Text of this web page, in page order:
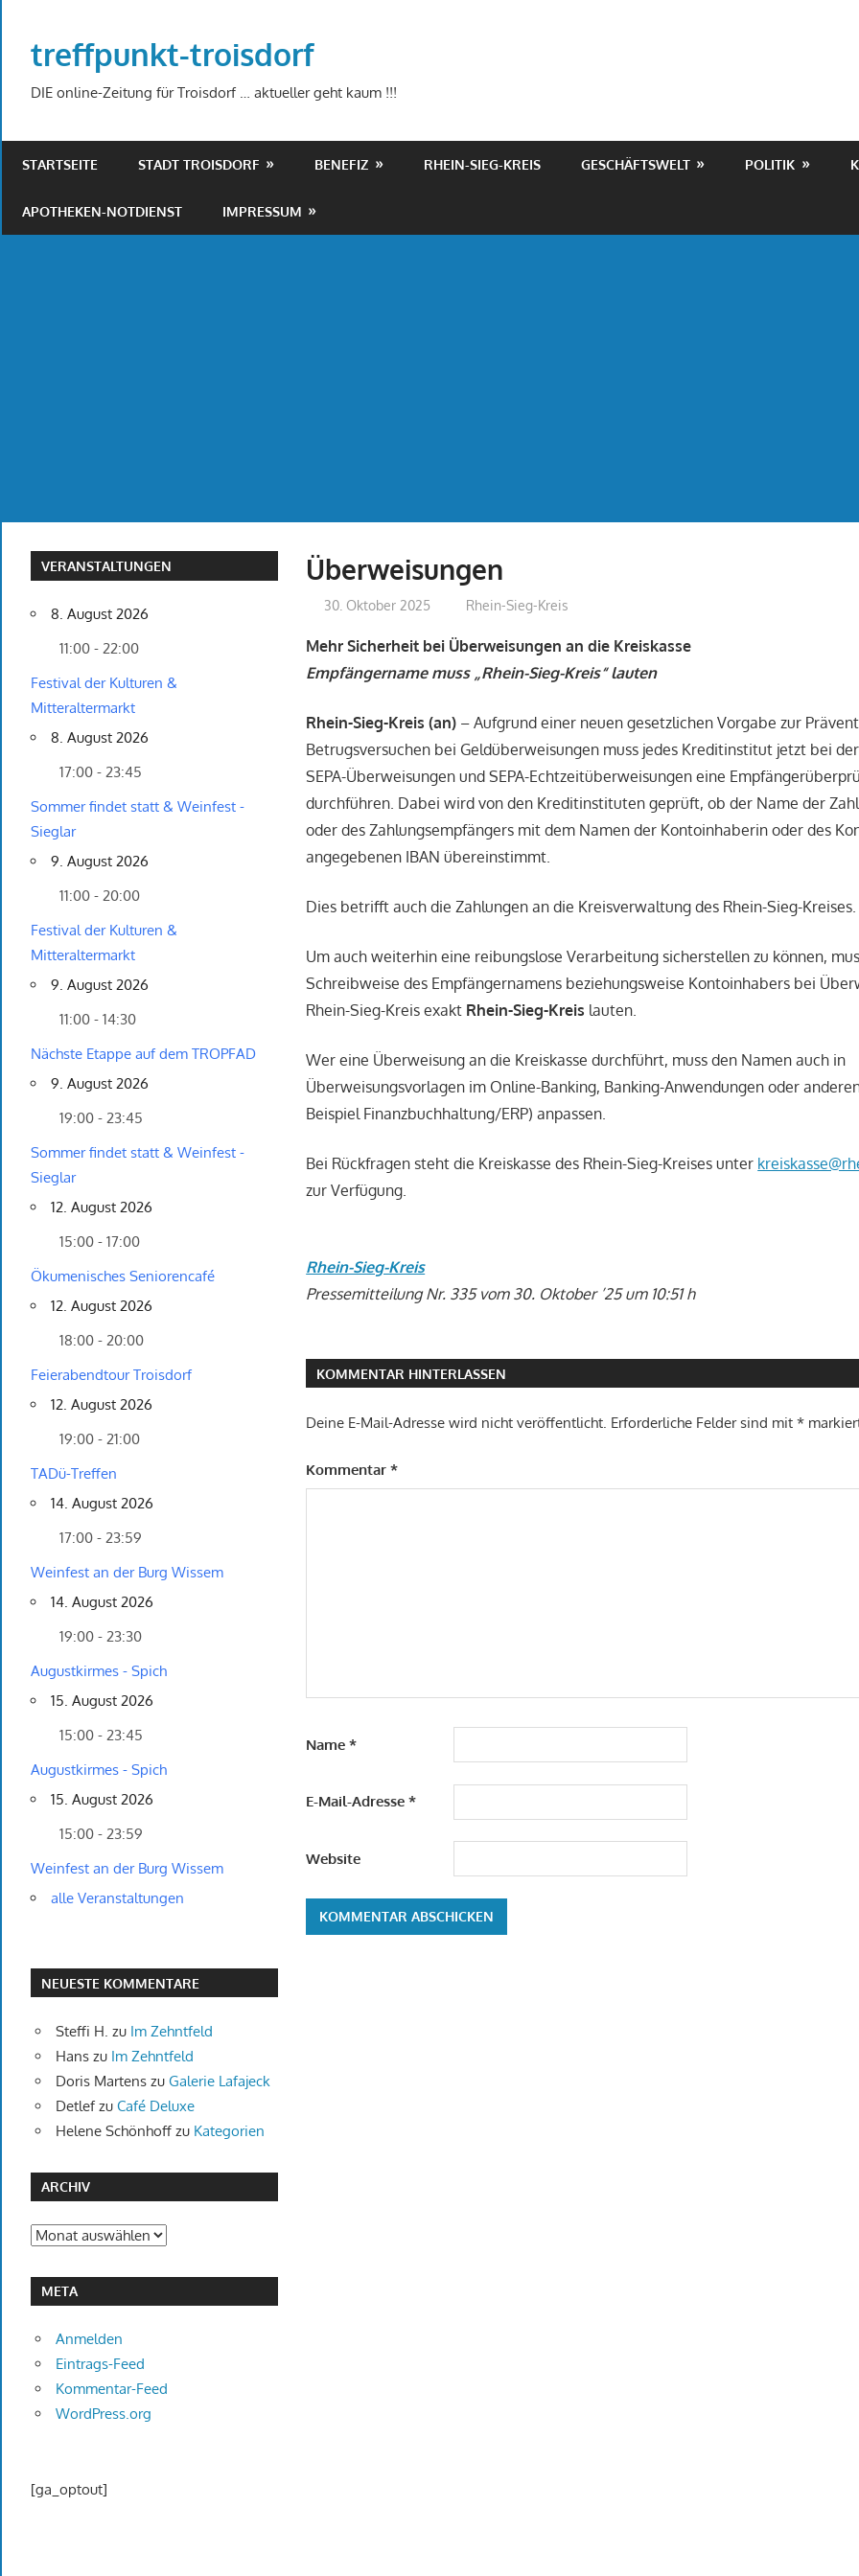
springen
treffpunkt-troisdorf
DIE online-Zeitung für Troisdorf … aktueller geht kaum !!!
STARTSEITE STADT TROISDORF BENEFIZ RHEIN-SIEG-KREIS GESCHÄFTSWELT POLITIK
APOTHEKEN-NOTDIENST IMPRESSUM
Überweisungen
30. Oktober 2025 treffpunkt
Rhein-Sieg-Kreis
Mehr Sicherheit bei Überweisungen an die Kreiskasse
Empfängername muss „Rhein-Sieg-Kreis“ lauten
Rhein-Sieg-Kreis (an) – Aufgrund einer neuen gesetzlichen Vorgabe zur
Betrugsversuchen bei Geldüberweisungen muss jedes Kreditinstitut jetzt bei
SEPA-Überweisungen und SEPA-Echtzeitüberweisungen eine
durchführen. Dabei wird von den Kreditinstituten geprüft, ob der Name der
oder des Zahlungsempfängers mit dem Namen der Kontoinhaberin oder des
angegebenen IBAN übereinstimmt.
Dies betrifft auch die Zahlungen an die Kreisverwaltung des Rhein-Sieg-Kreises.
Um auch weiterhin eine reibungslose Verarbeitung sicherstellen zu können,
Schreibweise des Empfängernamens beziehungsweise Kontoinhabers bei
Rhein-Sieg-Kreis exakt Rhein-Sieg-Kreis lauten.
Wer eine Überweisung an die Kreiskasse durchführt, muss den Namen auch in
Überweisungsvorlagen im Online-Banking, Banking-Anwendungen oder
Beispiel Finanzbuchhaltung/ERP) anpassen.
Bei Rückfragen steht die Kreiskasse des Rhein-Sieg-Kreises unter
zur Verfügung.
Rhein-Sieg-Kreis
Pressemitteilung Nr. 335 vom 30. Oktober ’25 um 10:51 h
KOMMENTAR HINTERLASSEN
Deine E-Mail-Adresse wird nicht veröffentlicht. Erforderliche Felder sind mit*
Kommentar*
Name*
E-Mail-Adresse*
Website
VERANSTALTUNGEN
8. August 2026
11:00 - 22:00
Festival der Kulturen &
Mitteraltermarkt
8. August 2026
17:00 - 23:45
Sommer findet statt & Weinfest -
Sieglar
9. August 2026
11:00 - 20:00
Festival der Kulturen &
Mitteraltermarkt
9. August 2026
11:00 - 14:30
Nächste Etappe auf dem TROPFAD
9. August 2026
19:00 - 23:45
Sommer findet statt & Weinfest -
Sieglar
12. August 2026
15:00 - 17:00
Ökumenisches Seniorencafé
12. August 2026
18:00 - 20:00
Feierabendtour Troisdorf
12. August 2026
19:00 - 21:00
TADü-Treffen
14. August 2026
17:00 - 23:59
Weinfest an der Burg Wissem
14. August 2026
19:00 - 23:30
Augustkirmes - Spich
15. August 2026
15:00 - 23:45
Augustkirmes - Spich
15. August 2026
15:00 - 23:59
Weinfest an der Burg Wissem
alle Veranstaltungen
NEUESTE KOMMENTARE
Steffi H. zu Im Zehntfeld
Hanszu Im Zehntfeld
Doris Martenszu Galerie Lafajeck
Detlefzu Café Deluxe
Helene Schönhoffzu Kategorien
ARCHIV
Archiv
META
Anmelden
Eintrags-Feed
Kommentar-Feed
WordPress.org
[ga_optout]